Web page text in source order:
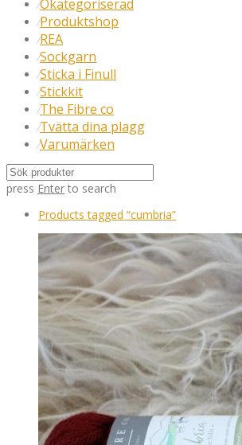
⁄Okategoriserad
⁄Produktshop
⁄REA
⁄Sockgarn
⁄Sticka i Finull
⁄Stickkit
⁄The Fibre co
⁄Tvätta dina plagg
⁄Varumärken
press Enter to search
Products tagged “cumbria”